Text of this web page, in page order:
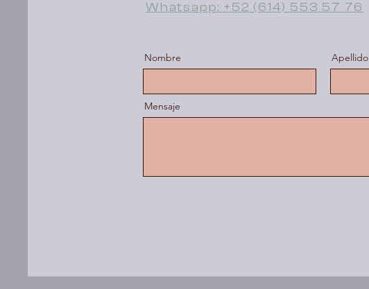
Whatsapp: +52 (614) 553 57 76
Nombre Apellido
Mensaje